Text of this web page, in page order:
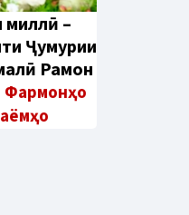
миллӣ –
Ҷумҳурии
Раҳмон
Фармонҳо